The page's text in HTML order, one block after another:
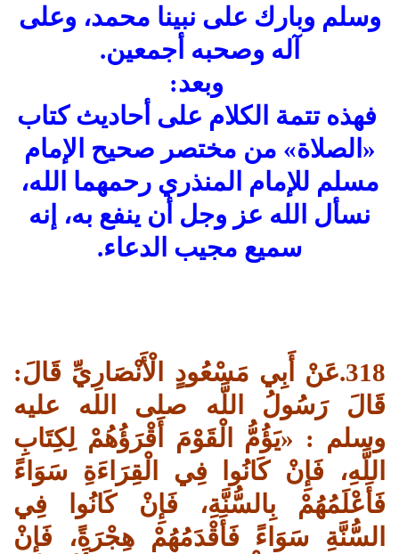
وسلم وبارك على نبينا محمد، وعلى
آله وصحبه أجمعين.
وبعد:
فهذه تتمة الكلام على أحاديث كتاب
«الصلاة» من مختصر صحيح الإمام
مسلم للإمام المنذري رحمهما الله،
نسأل الله عز وجل أن ينفع به، إنه
سميع مجيب الدعاء.
318.عَنْ أَبِي مَسْعُودٍ الْأَنْصَارِيِّ قَالَ:
قَالَ رَسُولُ اللَّه صلى الله عليه
وسلم : «يَؤُمُّ الْقَوْمَ أَقْرَؤُهُمْ لِكِتَابِ
اللَّهِ، فَإِنْ كَانُوا فِي الْقِرَاءَةِ سَوَاءً
فَأَعْلَمُهُمْ بِالسُّنَّةِ، فَإِنْ كَانُوا فِي
السُّنَّةِ سَوَاءً فَأَقْدَمُهُمْ هِجْرَةً، فَإِنْ